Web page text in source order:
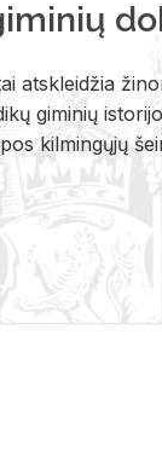
at­sklei­džia
gi­mi­nių
kil­min­gų­jų